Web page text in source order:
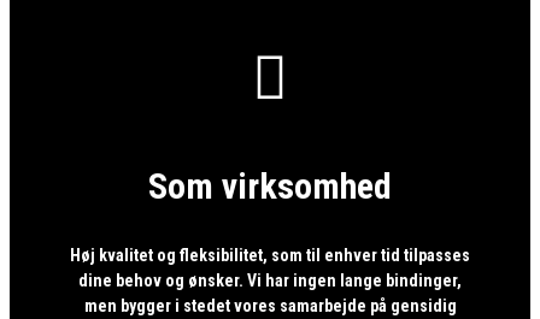

Som virksomhed
Høj kvalitet og fleksibilitet, som til enhver tid tilpasses
dine behov og ønsker. Vi har ingen lange bindinger,
men bygger i stedet vores samarbejde på gensidig